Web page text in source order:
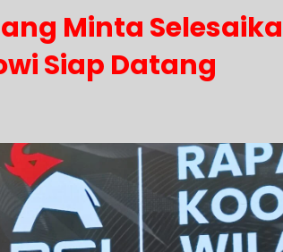
Minta
Siap Datang‎‎